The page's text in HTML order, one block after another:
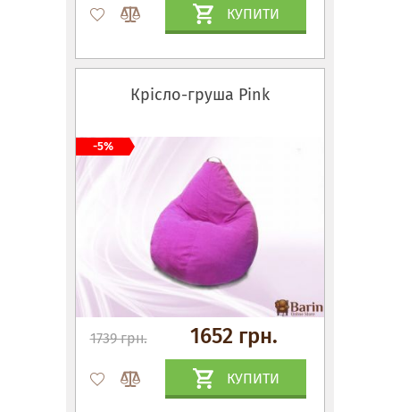
КУПИТИ
Крісло-груша Pink
1739 грн. 1652 грн.
КУПИТИ
-5%